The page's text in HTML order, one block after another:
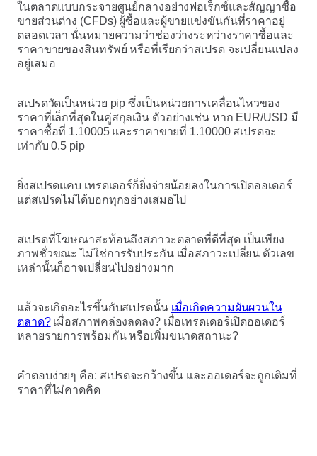
ในตลาดแบบกระจายศูนย์กลางอย่างฟอเร็กซ์และสัญญาซื้อ
ขายส่วนต่าง (CFDs) ผู้ซื้อและผู้ขายแข่งขันกันที่ราคาอยู่
ตลอดเวลา นั่นหมายความว่าช่องว่างระหว่างราคาซื้อและ
ราคาขายของสินทรัพย์ หรือที่เรียกว่าสเปรด จะเปลี่ยนแปลง
อยู่เสมอ
สเปรดวัดเป็นหน่วย pip ซึ่งเป็นหน่วยการเคลื่อนไหวของ
ราคาที่เล็กที่สุดในคู่สกุลเงิน ตัวอย่างเช่น หาก EUR/USD มี
ราคาซื้อที่ 1.10005 และราคาขายที่ 1.10000 สเปรดจะ
เท่ากับ 0.5 pip
ยิ่งสเปรดแคบ เทรดเดอร์ก็ยิ่งจ่ายน้อยลงในการเปิดออเดอร์
แต่สเปรดไม่ได้บอกทุกอย่างเสมอไป
สเปรดที่โฆษณาสะท้อนถึงสภาวะตลาดที่ดีที่สุด เป็นเพียง
ภาพชั่วขณะ ไม่ใช่การรับประกัน เมื่อสภาวะเปลี่ยน ตัวเลข
เหล่านั้นก็อาจเปลี่ยนไปอย่างมาก
แล้วจะเกิดอะไรขึ้นกับสเปรดนั้น เมื่อเกิดความผันผวนใน
ตลาด?เมื่อสภาพคล่องลดลง? เมื่อเทรดเดอร์เปิดออเดอร์
หลายรายการพร้อมกัน หรือเพิ่มขนาดสถานะ?
คำตอบง่ายๆ คือ: สเปรดจะกว้างขึ้น และออเดอร์จะถูกเติมที่
ราคาที่ไม่คาดคิด